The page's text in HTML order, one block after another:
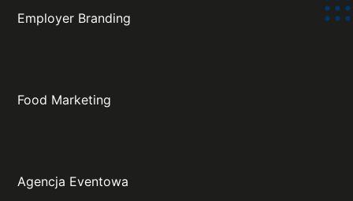
Employer Branding
Food Marketing
Agencja Eventowa